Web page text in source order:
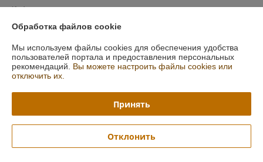
Информация для покупателя
Юридическое лицо:Общество с ограниченной ответственностью
230023, ул. 17 Сентября, 49А, офис.8, Гродно, Беларусь
Регистрационный номер ЕГР: 591019949
Регистрационный орган: Гродненский городской исполнительный
Дата регистрации компании: 07.08.2015
Ссылка на свидетельство/лицензию
Обработка файлов cookie
Мы используем файлы cookies для обеспечения удобства
пользователей портала и предоставления персональных
рекомендаций. Вы можете настроить файлы cookies или
отключить их.
Принять
Отклонить